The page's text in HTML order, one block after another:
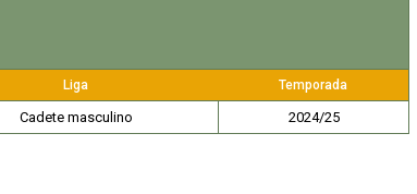
Liga Temporada
Cadete masculino 2024/25